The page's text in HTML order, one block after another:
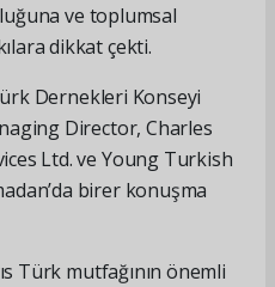
ve toplumsal
dikkat çekti.
Dernekleri Konseyi
Director, Charles
Ltd. ve Young Turkish
birer konuşma
Türk mutfağının önemli